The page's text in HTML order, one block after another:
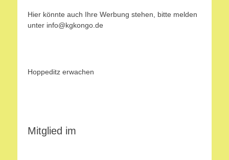
Hier könnte auch Ihre Werbung stehen, bitte melden
unter info@kgkongo.de
Hoppeditz erwachen
Mitglied im